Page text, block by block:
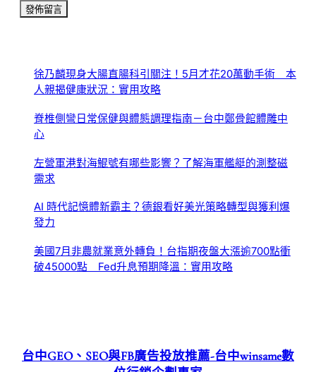
徐乃麟現身大腸直腸科引關注！5月才花20萬動手術 本
人親揭健康狀況：實用攻略
脊椎側彎日常保健與體態調理指南－台中鄭骨館體雕中
心
左營軍港對海鯤號有哪些影響？了解海軍艦艇的測整磁
需求
AI 時代記憶體新霸主？德銀看好美光策略轉型與獲利爆
發力
美國7月非農就業意外轉負！台指期夜盤大漲逾700點衝
破45000點 Fed升息預期降溫：實用攻略
台中GEO、SEO與FB廣告投放推薦-台中winsame數